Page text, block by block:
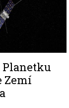
Planetku
Zemí